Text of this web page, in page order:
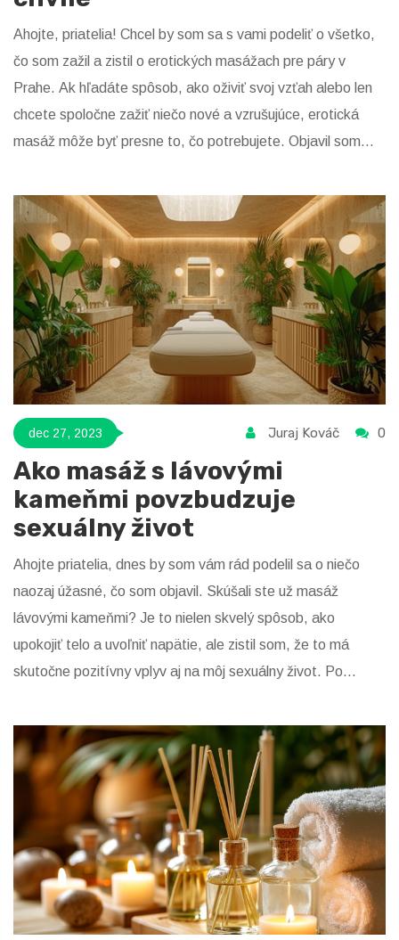
Ahojte, priatelia! Chcel by som sa s vami podeliť o všetko,
čo som zažil a zistil o erotických masážach pre páry v
Prahe. Ak hľadáte spôsob, ako oživiť svoj vzťah alebo len
chcete spoločne zažiť niečo nové a vzrušujúce, erotická
masáž môže byť presne to, čo potrebujete. Objavil som
uvoľniť sa a naplno si užiť vzájomnú blízkosť. Pridajte sa ku
mne a spoznajme spoločne tento pikantný svet dotykov a
relaxácie!
dec 27, 2023 Juraj Kováč 0
Ako masáž s lávovými
kameňmi povzbudzuje
sexuálny život
Ahojte priatelia, dnes by som vám rád podelil sa o niečo
naozaj úžasné, čo som objavil. Skúšali ste už masáž
lávovými kameňmi? Je to nielen skvelý spôsob, ako
upokojiť telo a uvoľniť napätie, ale zistil som, že to má
skutočne pozitívny vplyv aj na môj sexuálny život. Po
uvoľnene, čo sa nádherne odzrkadlilo na intímnych chvíľach
s partnerkou. Dnes sa s vami podelím o osobné skúsenosti
a dám vám pár tipov, ako tento zázrak začleniť do svojho